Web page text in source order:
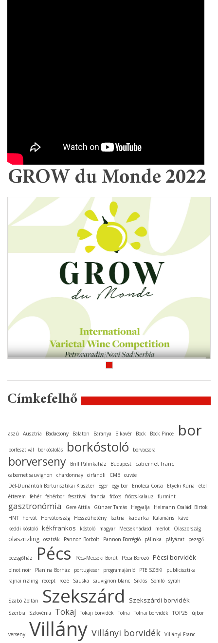
GROW du Monde 2022
Címkefelhő
aszú Ausztria Badacsony Balaton Baranya Bikavér Bock Bock Pince bor
borfesztivál borkóstolás borkóstoló borvacsora
borverseny Brill Pálinkaház Budapest cabernet franc
cabernet sauvignon chardonnay cirfandli CMB cuvée
Dél-Dunántúli Borturisztikai Klaszter
Eger egy bor Enoteca Corso Etyeki Kúria
étel
étterem
fehér fehérbor fesztivál francia fröccs fröccs-kalauz furmint
gasztronómia Gere Attila Günzer Tamás Hegyalja
Heimann Családi Birtok
HNT
horvát Horvátország Hosszúhetény Isztria kadarka Kalamáris
kávé
keddi kóstoló kékfrankos kóstoló magyar Mecseknádasd merlot Olaszország
olaszrizling osztrák Pannon Borbolt Pannon Borrégió pálinka pályázat pezsgő
pezsgőház Pécs Pécs-Mecseki Borút Pécsi Borozó Pécsi borvidék
pinot noir Planina Borház portugieser programajánló PTE SZBKI
publicisztika
rajnai rizling
recept rozé Sauska sauvignon blanc Siklós Somló syrah
Szabó Zoltán Szekszárd Szekszárdi borvidék
Szerbia Szlovénia Tokaj Tokaji borvidék Tolna Tolnai borvidék TOP25 újbor
verseny Villány Villányi borvidék Villányi Franc